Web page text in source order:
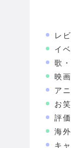
レ
イ
歌
映画
ア
お
評
海外
キ